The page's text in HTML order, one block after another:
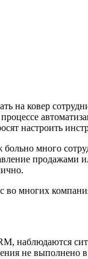
ковер
настроить
много
продажами
многих
наблюдаются
не выполнено